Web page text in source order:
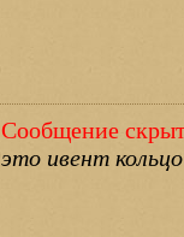
Сообщение
это ивент кольцо